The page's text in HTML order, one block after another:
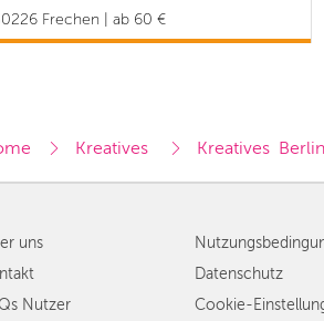
Frechen | ab 60 €
Kreatives Kreatives  Berlin
uns
Nutzer
Datenschutz
Cookie-